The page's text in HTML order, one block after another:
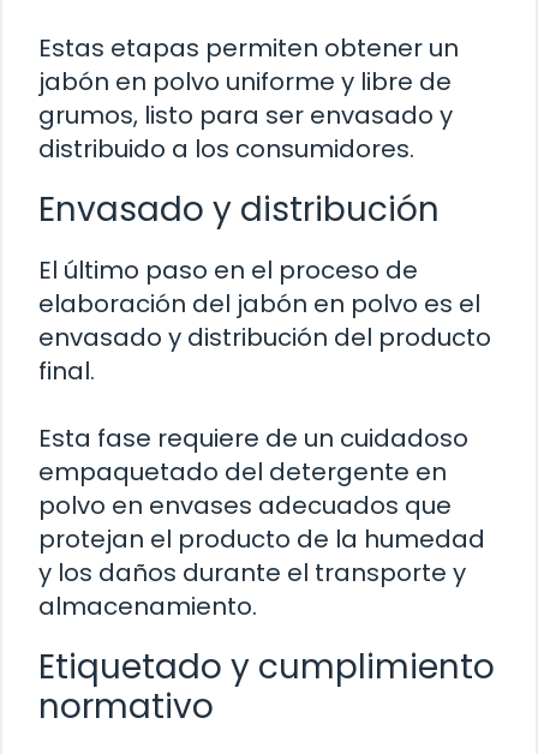
Estas etapas permiten obtener un
jabón en polvo uniforme y libre de
grumos, listo para ser envasado y
distribuido a los consumidores.
Envasado y distribución
El último paso en el proceso de
elaboración del jabón en polvo es el
envasado y distribución del producto
final.
Esta fase requiere de un cuidadoso
empaquetado del detergente en
polvo en envases adecuados que
protejan el producto de la humedad
y los daños durante el transporte y
almacenamiento.
Etiquetado y cumplimiento
normativo